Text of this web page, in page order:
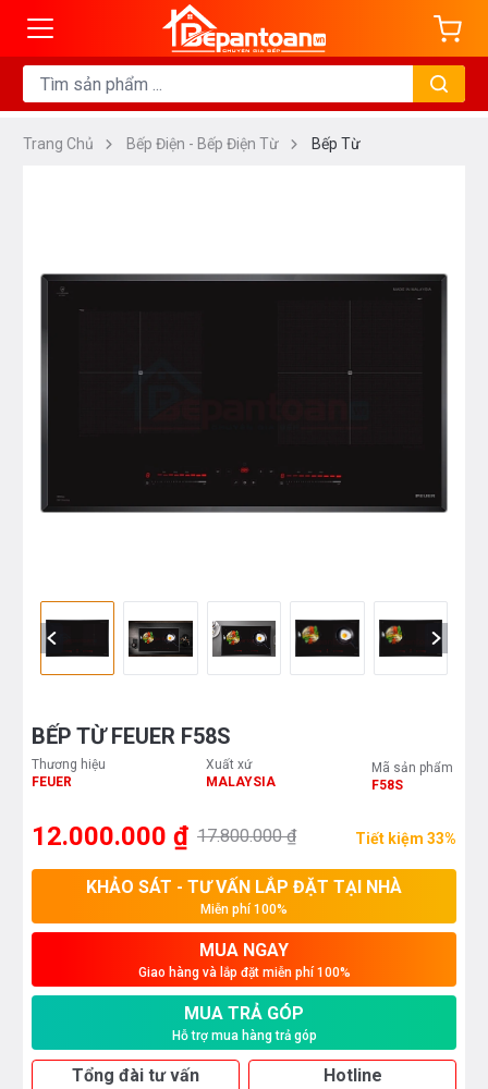
Trang Chủ Bếp Điện - Bếp Điện Từ Bếp Từ
BẾP TỪ FEUER F58S
Thương hiệu
FEUER
Xuất xứ
MALAYSIA
Mã sản phẩm
F58S
12.000.000 ₫ 17.800.000 ₫ Tiết kiệm 33%
KHẢO SÁT - TƯ VẤN LẮP ĐẶT TẠI NHÀ
Miễn phí 100%
MUA NGAY
Giao hàng và lắp đặt miễn phí 100%
MUA TRẢ GÓP
Hỗ trợ mua hàng trả góp
Tổng đài tư vấn Hotline